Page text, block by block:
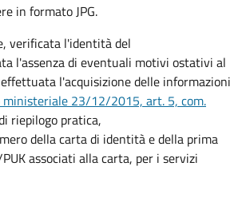
in formato JPG.
verificata l'identità del
l'assenza di eventuali motivi ostativi al
l'acquisizione delle informazioni
ministeriale 23/12/2015, art. 5, com.
riepilogo pratica,
della carta di identità e della prima
associati alla carta, per i servizi